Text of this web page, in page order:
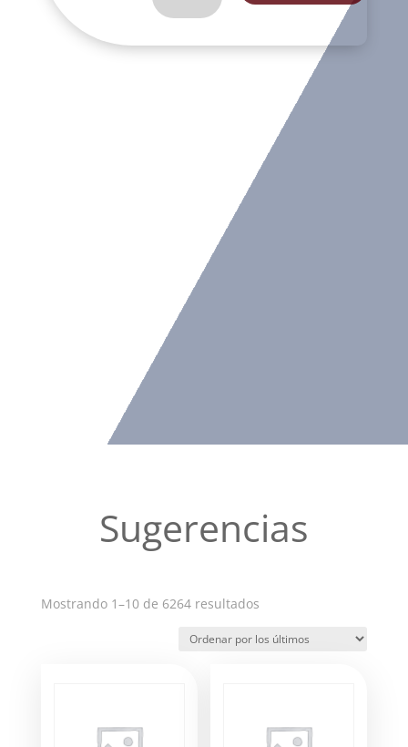
CARMEN
60
Sugerencias
Mostrando 1–10 de 6264 resultadosOrdenado
los